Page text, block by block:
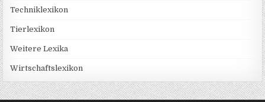
Techniklexikon
Tierlexikon
Weitere Lexika
Wirtschaftslexikon